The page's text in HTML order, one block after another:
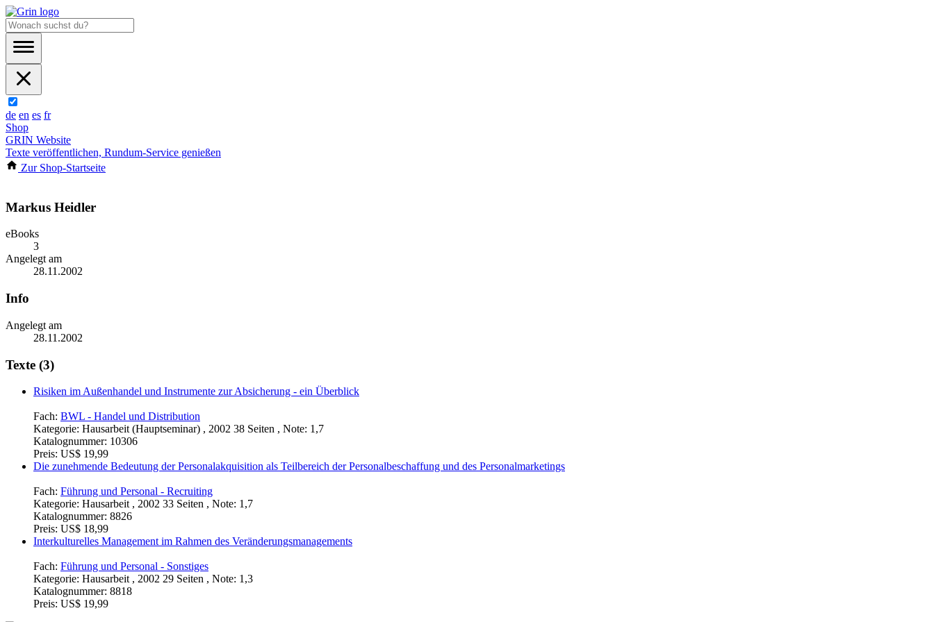
de en es fr
Shop
GRIN Website
Texte veröffentlichen, Rundum-Service genießen
Zur Shop-Startseite
Markus Heidler
eBooks
3
Angelegt am
28.11.2002
Info
Angelegt am
28.11.2002
Texte (3)
Risiken im Außenhandel und Instrumente zur Absicherung - ein Überblick
Fach: BWL - Handel und Distribution
Kategorie: Hausarbeit (Hauptseminar) , 2002 38 Seiten , Note: 1,7
Katalognummer: 10306
Preis: US$ 19,99
Die zunehmende Bedeutung der Personalakquisition als Teilbereich der Personalbeschaffung und des Personalmarketings
Fach: Führung und Personal - Recruiting
Kategorie: Hausarbeit , 2002 33 Seiten , Note: 1,7
Katalognummer: 8826
Preis: US$ 18,99
Interkulturelles Management im Rahmen des Veränderungsmanagements
Fach: Führung und Personal - Sonstiges
Kategorie: Hausarbeit , 2002 29 Seiten , Note: 1,3
Katalognummer: 8818
Preis: US$ 19,99